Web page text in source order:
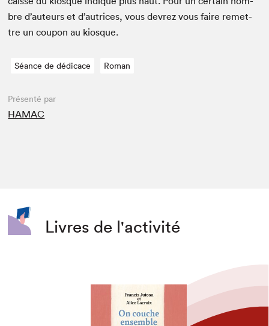
bre d’auteurs et d’autrices, vous devrez vous faire remet­
tre un coupon au kiosque.
Séance de dédicace Roman
Présenté par
HAMAC
Livres de l'activité